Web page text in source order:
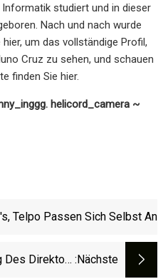
studiert und in dieser
Nach und nach wurde
um das vollständige Profil,
Cruz zu sehen, und schauen
finden Sie hier.
helicord_camera ~
Telpo Passen Sich Selbst An
Des Direktors :nächste